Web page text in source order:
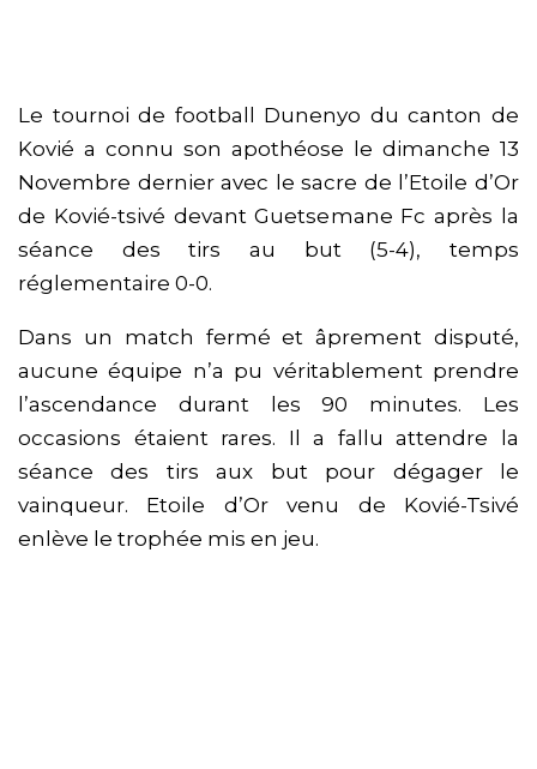
Le tournoi de football Dunenyo du canton de
Kovié a connu son apothéose le dimanche 13
Novembre dernier avec le sacre de l’Etoile d’Or
de Kovié-tsivé devant Guetsemane Fc après la
séance des tirs au but (5-4), temps
réglementaire 0-0.
Dans un match fermé et âprement disputé,
aucune équipe n’a pu véritablement prendre
l’ascendance durant les 90 minutes. Les
occasions étaient rares. Il a fallu attendre la
séance des tirs aux but pour dégager le
vainqueur. Etoile d’Or venu de Kovié-Tsivé
enlève le trophée mis en jeu.